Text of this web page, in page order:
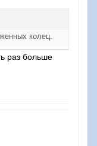
колец.
раз больше